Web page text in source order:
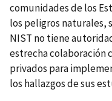
comunidades de los
los peligros naturales,
NIST no tiene
estrecha colaboración
privados para
los hallazgos de sus